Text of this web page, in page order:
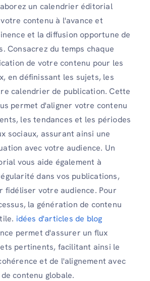
un calendrier éditorial
contenu à l'avance et
et la diffusion opportune de
Consacrez du temps chaque
de votre contenu pour les
en définissant les sujets, les
calendrier de publication. Cette
permet d'aligner votre contenu
les tendances et les périodes
sociaux, assurant ainsi une
avec votre audience. Un
vous aide également à
dans vos publications,
fidéliser votre audience. Pour
la génération de contenu
idées d'articles de blog
permet d'assurer un flux
pertinents, facilitant ainsi le
et de l'alignement avec
contenu globale.